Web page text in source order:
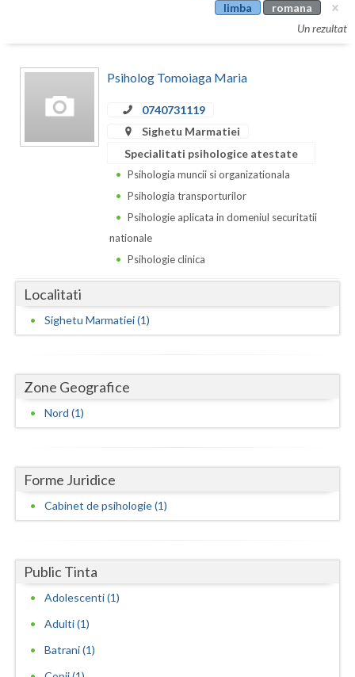
Calarasi
Caras-Severin
Galati
Giurgiu
Harghita
Hunedoara
Iasi
Ilfov
Mehedinti
Mures
limba
romana
Un rezultat
Psiholog Tomoiaga Maria
0740731119
Sighetu Marmatiei
Specialitati psihologice atestate
Psihologia muncii si organizationala
Psihologia transporturilor
Psihologie aplicata in domeniul securitatii
nationale
Psihologie clinica
Localitati
Sighetu Marmatiei (1)
Zone Geografice
Nord (1)
Forme Juridice
Cabinet de psihologie (1)
Public Tinta
Adolescenti (1)
Adulti (1)
Batrani (1)